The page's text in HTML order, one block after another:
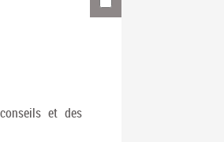
et des
(Nouvelle
par